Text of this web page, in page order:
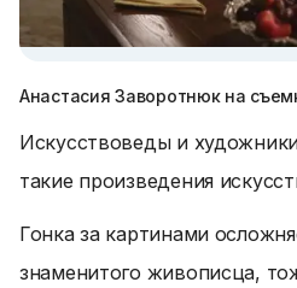
Анастасия Заворотнюк на
Искусствоведы и
такие произведения
Гонка за картинами
знаменитого живописца,